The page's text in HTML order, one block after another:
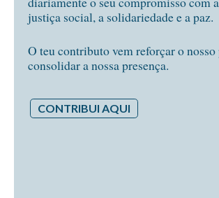
justiça social, a solidariedade e a paz.
O teu contributo vem reforçar o
consolidar a nossa presença.
CONTRIBUI AQUI